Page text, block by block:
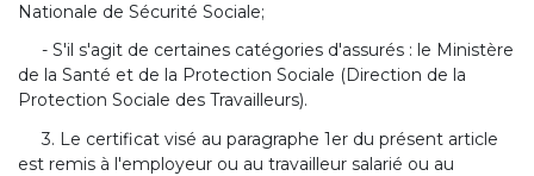
Nationale de Sécurité Sociale;
- S'il s'agit de certaines catégories d'assurés : le Ministère
de la Santé et de la Protection Sociale (Direction de la
Protection Sociale des Travailleurs).
3. Le certificat visé au paragraphe 1er du présent article
est remis à l'employeur ou au travailleur salarié ou au